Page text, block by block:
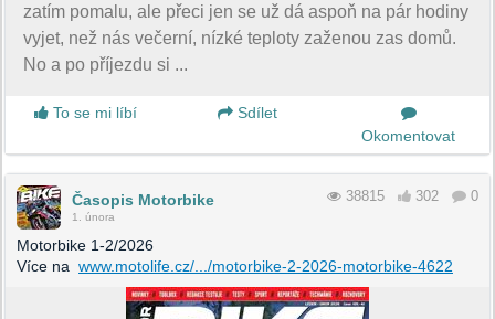
zatím pomalu, ale přeci jen se už dá aspoň na pár hodiny
vyjet, než nás večerní, nízké teploty zaženou zas domů.
No a po příjezdu si ...
To se mi líbí
Sdílet
Okomentovat
Časopis Motorbike
1. února
38815 302 0
Motorbike 1-2/2026
Více na www.motolife.cz/.../motorbike-2-2026-motorbike-4622